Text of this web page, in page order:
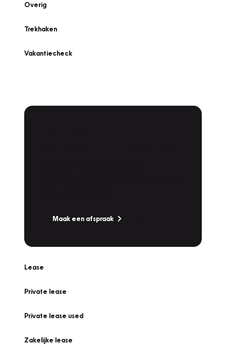
Overig
Trekhaken
Vakantiecheck
Maak een afspraak
Lease
Private lease
Private lease used
Zakelijke lease